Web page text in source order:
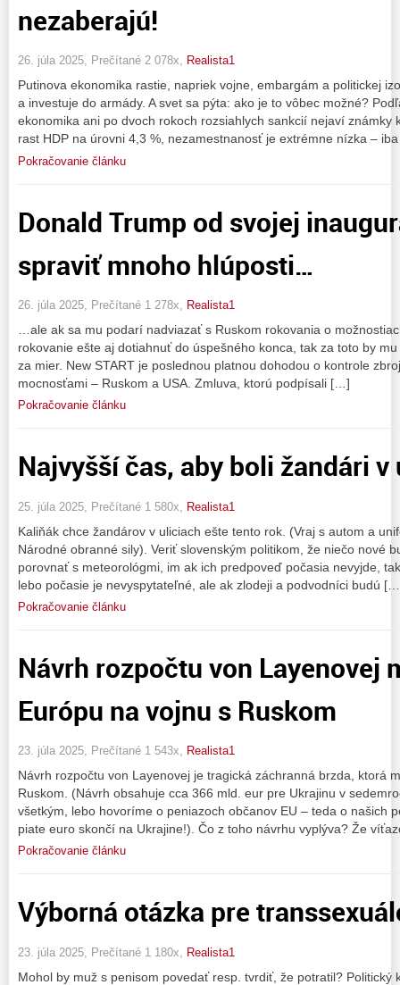
nezaberajú!
26. júla 2025, Prečítané 2 078x, Realista1
Putinova ekonomika rastie, napriek vojne, embargám a politickej
a investuje do armády. A svet sa pýta: ako je to vôbec možné?
ekonomika ani po dvoch rokoch rozsiahlych sankcií nejaví známky
rast HDP na úrovni 4,3 %, nezamestnanosť je extrémne nízka –
Pokračovanie článku
Donald Trump od svojej
spraviť mnoho hlúposti…
26. júla 2025, Prečítané 1 278x, Realista1
…ale ak sa mu podarí nadviazať s Ruskom rokovania o
rokovanie ešte aj dotiahnuť do úspešného konca, tak za toto by
za mier. New START je poslednou platnou dohodou o kontrole
mocnosťami – Ruskom a USA. Zmluva, ktorú podpísali […]
Pokračovanie článku
Najvyšší čas, aby boli žandári
25. júla 2025, Prečítané 1 580x, Realista1
Kaliňák chce žandárov v uliciach ešte tento rok. (Vraj s autom a
Národné obranné sily). Veriť slovenským politikom, že niečo nové
porovnať s meteorológmi, im ak ich predpoveď počasia nevyjde,
lebo počasie je nevyspytateľné, ale ak zlodeji a podvodníci budú
Pokračovanie článku
Návrh rozpočtu von Layenovej
Európu na vojnu s Ruskom
23. júla 2025, Prečítané 1 543x, Realista1
Návrh rozpočtu von Layenovej je tragická záchranná brzda, ktorá
Ruskom. (Návrh obsahuje cca 366 mld. eur pre Ukrajinu v
všetkým, lebo hovoríme o peniazoch občanov EU – teda o našich
piate euro skončí na Ukrajine!). Čo z toho návrhu vyplýva? Že
Pokračovanie článku
Výborná otázka pre
23. júla 2025, Prečítané 1 180x, Realista1
Mohol by muž s penisom povedať resp. tvrdiť, že potratil? Politický